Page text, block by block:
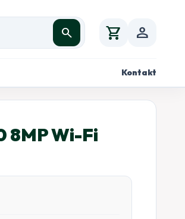
search shopping_cart person
Kontakt
8MP Wi-Fi